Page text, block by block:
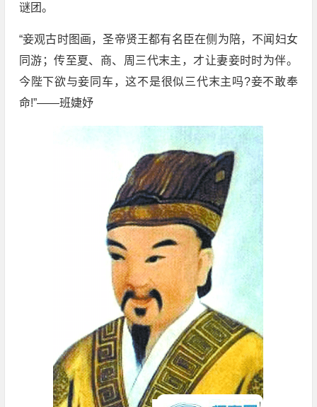
谜团。
“妾观古时图画，圣帝贤王都有名臣在侧为陪，不闻妇女
同游；传至夏、商、周三代末主，才让妻妾时时为伴。
今陛下欲与妾同车，这不是很似三代末主吗?妾不敢奉
命!”――班婕妤